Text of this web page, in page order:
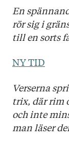
En
rör sig i
till en sorts
NY TID
Verserna
trix, där rim
och inte
man läser